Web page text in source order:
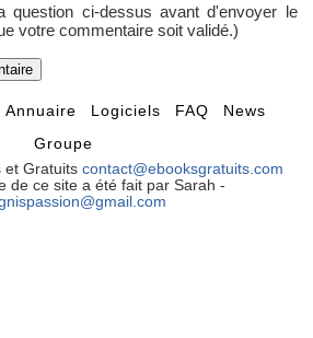
question ci-dessus avant d'envoyer le
votre commentaire soit validé.)
Annuaire Logiciels FAQ
News
Groupe
et Gratuits contact@ebooksgratuits.com
de ce site a été fait par Sarah -